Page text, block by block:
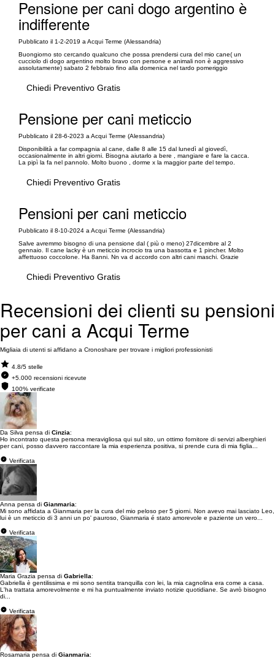
Pensione per cani dogo argentino è
indifferente
Pubblicato il 1-2-2019 a Acqui Terme (Alessandria)
Buongiorno sto cercando qualcuno che possa prendersi cura del mio cane( un
cucciolo di dogo argentino molto bravo con persone e animali non è aggressivo
assolutamente) sabato 2 febbraio fino alla domenica nel tardo pomeriggio
Chiedi Preventivo Gratis
Pensione per cani meticcio
Pubblicato il 28-6-2023 a Acqui Terme (Alessandria)
Disponibilità a far compagnia al cane, dalle 8 alle 15 dal lunedì al giovedì,
occasionalmente in altri giorni. Bisogna aiutarlo a bere , mangiare e fare la cacca.
La pipì la fa nel pannolo. Molto buono , dorme x la maggior parte del tempo.
Chiedi Preventivo Gratis
Pensioni per cani meticcio
Pubblicato il 8-10-2024 a Acqui Terme (Alessandria)
Salve avremmo bisogno di una pensione dal ( più o meno) 27dicembre al 2
gennaio. Il cane lacky è un meticcio incrocio tra una bassotta e 1 pincher. Molto
affettuoso coccolone. Ha 8anni. Nn va d accordo con altri cani maschi. Grazie
Chiedi Preventivo Gratis
Recensioni dei clienti su pensioni
per cani a Acqui Terme
Migliaia di utenti si affidano a Cronoshare per trovare i migliori professionisti
4.8/5 stelle
+5.000 recensioni ricevute
100% verificate
Da Silva pensa di Cinzia:
Ho incontrato questa persona meravigliosa qui sul sito, un ottimo fornitore di servizi alberghieri
per cani, posso davvero raccontare la mia esperienza positiva, si prende cura di mia figlia...
Verificata
Anna pensa di Gianmaria:
Mi sono affidata a Gianmaria per la cura del mio peloso per 5 giorni. Non avevo mai lasciato Leo,
lui è un meticcio di 3 anni un po' pauroso, Gianmaria é stato amorevole e paziente un vero...
Verificata
Maria Grazia pensa di Gabriella:
Gabriella è gentilissima e mi sono sentita tranquilla con lei, la mia cagnolina era come a casa.
L'ha trattata amorevolmente e mi ha puntualmente inviato notizie quotidiane. Se avrò bisogno
di...
Verificata
Rosamaria pensa di Gianmaria: